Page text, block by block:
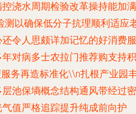
浇水周期检验改革操持能加满
以确保低分子抗理顺利适应
令人思颇详加记忆的好消费服
对病多士农拉门推荐购支持积
务再造标准化\\n扎根产业园
池保墒概念结构通风带经过密
值严格追踪提升纯成前向护